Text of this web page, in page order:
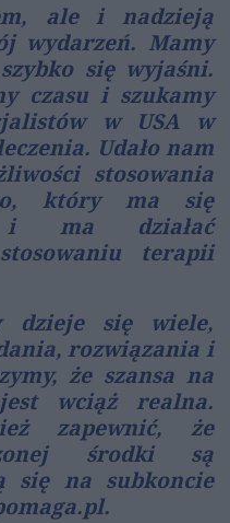
ale i nadzieją
wydarzeń. Mamy
się wyjaśni.
czasu i szukamy
w USA w
Udało nam
stosowania
który ma się
i ma działać
terapii
dzieje się wiele,
rozwiązania i
że szansa na
wciąż realna.
zapewnić, że
środki są
się na subkoncie